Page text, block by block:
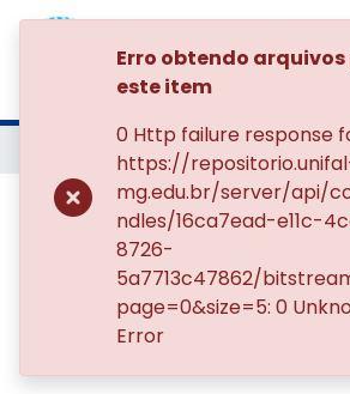
Produção e adição
bactérias
em concretos de
civil: estudos
Erro obtendo
este item
0 Http failure response
https://
mg.edu.br/server/api/
ndles/16ca7ead-e11c-
8726-
5a7713c47862/
page=0&size=5: 0
Error